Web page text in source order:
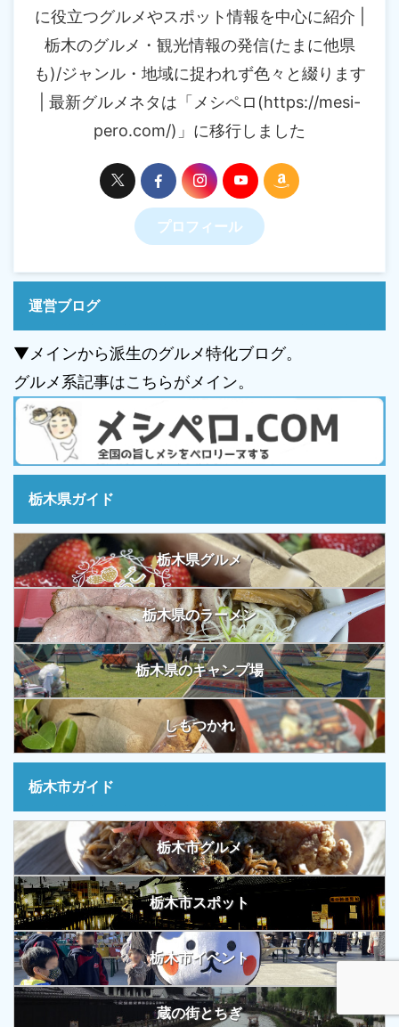
に役立つグルメやスポット情報を中心に紹介 |
栃木のグルメ・観光情報の発信(たまに他県
も)/ジャンル・地域に捉われず色々と綴ります
| 最新グルメネタは「メシペロ(https://mesi-
pero.com/)」に移行しました
プロフィール
運営ブログ
▼メインから派生のグルメ特化ブログ。
グルメ系記事はこちらがメイン。
栃木県ガイド
栃木県グルメ
栃木県のラーメン
栃木県のキャンプ場
しもつかれ
栃木市ガイド
栃木市グルメ
栃木市スポット
栃木市イベント
蔵の街とちぎ